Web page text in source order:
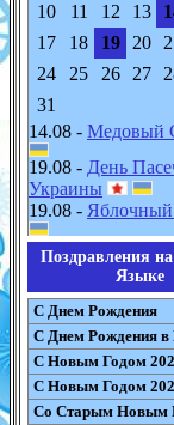
10
11 12 13
17
18 19 20
24
25 26 27
31
14.08 - Медовый
19.08 - День
Украины
19.08 -
Поздравления
Языке
С Днем Рождения
С Днем Рождения в
С Новым Годом
С Новым Годом
Со Старым Новым